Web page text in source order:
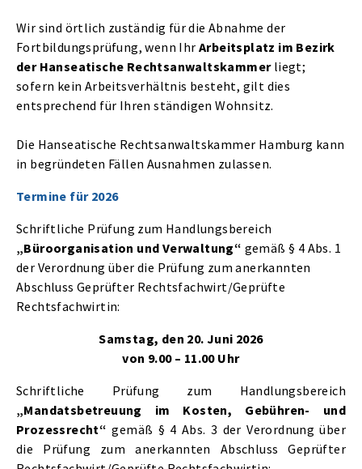
Wir sind örtlich zuständig für die Abnahme der
Fortbildungsprüfung, wenn Ihr Arbeitsplatz im Bezirk
der Hanseatische Rechtsanwaltskammerliegt;
sofern kein Arbeitsverhältnis besteht, gilt dies
entsprechend für Ihren ständigen Wohnsitz.
Die Hanseatische Rechtsanwaltskammer Hamburg kann
in begründeten Fällen Ausnahmen zulassen.
Termine für 2026
Schriftliche Prüfung zum Handlungsbereich
„Büroorganisation und Verwaltung“ gemäß § 4 Abs. 1
der Verordnung über die Prüfung zum anerkannten
Abschluss Geprüfter Rechtsfachwirt/Geprüfte
Rechtsfachwirtin:
Samstag, den 20. Juni 2026
von 9.00 – 11.00 Uhr
Schriftliche Prüfung zum Handlungsbereich
„Mandatsbetreuung im Kosten, Gebühren- und
Prozessrecht“ gemäß § 4 Abs. 3 der Verordnung über
die Prüfung zum anerkannten Abschluss Geprüfter